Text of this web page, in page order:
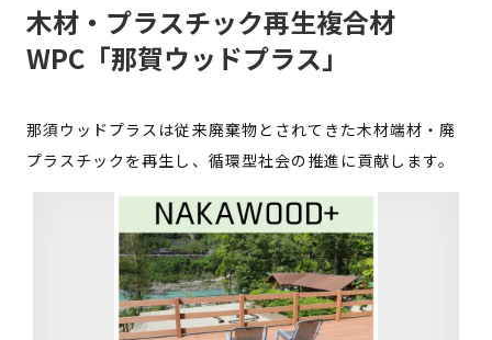
木材・プラスチック再生複合材
WPC「那賀ウッドプラス」
那須ウッドプラスは従来廃棄物とされてきた木材端材・廃
プラスチックを再生し、循環型社会の推進に貢献します。